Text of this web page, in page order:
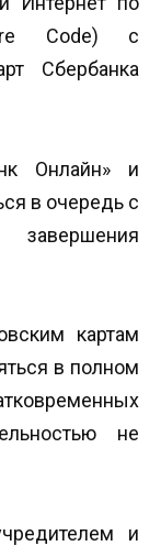
Code) с
Сбербанка
Онлайн» и
в очередь с
картам
в полном
не
и